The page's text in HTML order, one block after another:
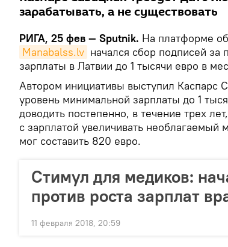
зарабатывать, а не существовать
РИГА, 25 фев — Sputnik. На платформе
Manabalss.lv начался сбор подписей
зарплаты в Латвии до 1 тысячи евро в
Автором инициативы выступил Каспарс
уровень минимальной зарплаты до 1
доводить постепенно, в течение трех
с зарплатой увеличивать
мог составить 820 евро.
Стимул для медиков:
против роста зарплат
11 февраля 2018, 20:59